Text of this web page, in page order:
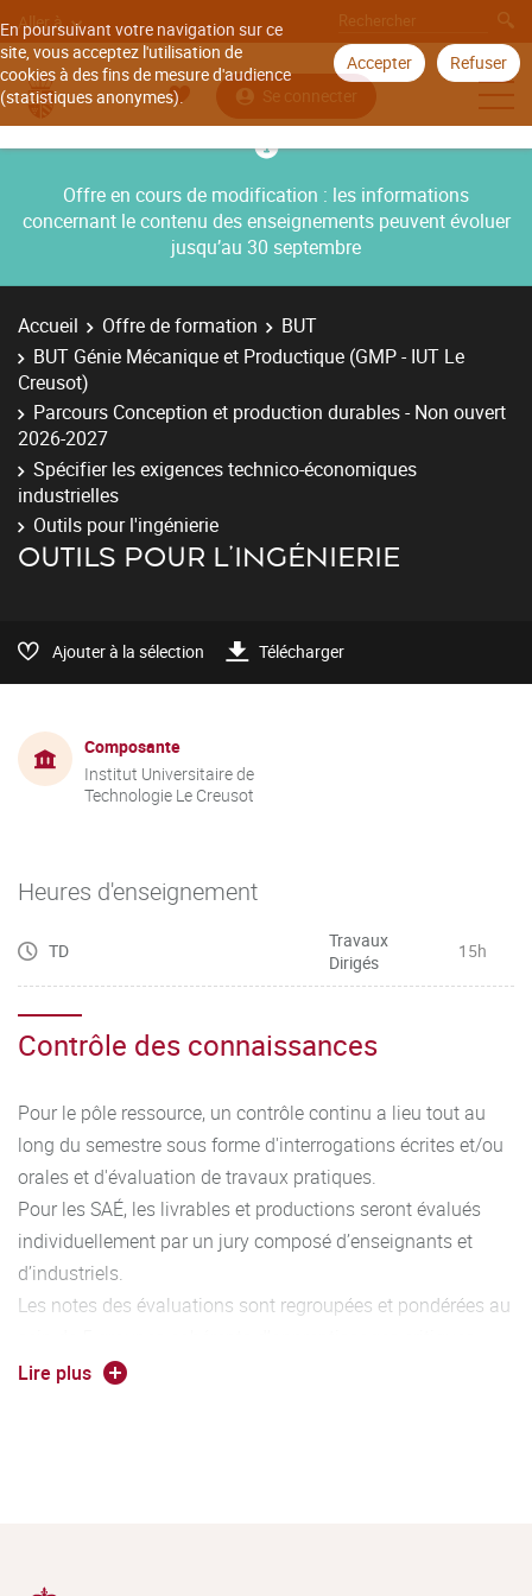
En poursuivant votre navigation sur ce
site, vous acceptez l'utilisation de
cookies à des fins de mesure d'audience
(statistiques anonymes).
Accepter Refuser
Aller à
Se connecter
Offre en cours de modification : les informations
concernant le contenu des enseignements peuvent évoluer
jusqu’au 30 septembre
Accueil Offre de formation
BUT
BUT Génie Mécanique et Productique (GMP - IUT Le
Creusot)
Parcours Conception et production durables - Non ouvert
2026-2027
Spécifier les exigences technico-économiques
industrielles
Outils pour l'ingénierie
OUTILS POUR L'INGÉNIERIE
Ajouter à la sélection Télécharger
Composante
Institut Universitaire de
Technologie Le Creusot
Heures d'enseignement
TD
Travaux
Dirigés
15h
Contrôle des connaissances
Pour le pôle ressource, un contrôle continu a lieu tout au
long du semestre sous forme d'interrogations écrites et/ou
orales et d'évaluation de travaux pratiques.
Pour les SAÉ, les livrables et productions seront évalués
individuellement par un jury composé d’enseignants et
d’industriels.
Les notes des évaluations sont regroupées et pondérées au
permettant l’acquisition de 5 compétences caractéristiques
Lire plus